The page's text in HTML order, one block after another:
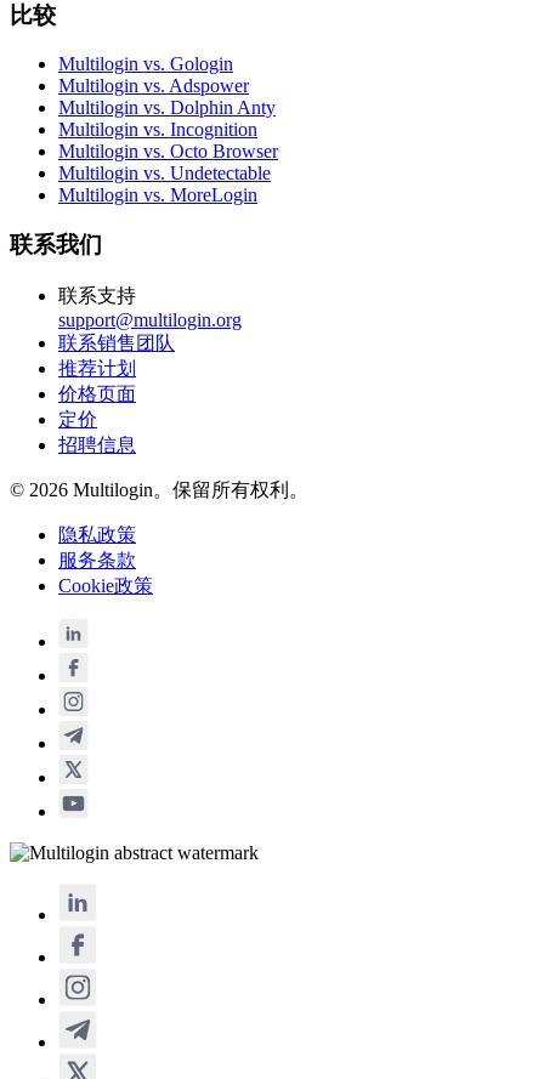
比较
Multilogin vs. Gologin
Multilogin vs. Adspower
Multilogin vs. Dolphin Anty
Multilogin vs. Incognition
Multilogin vs. Octo Browser
Multilogin vs. Undetectable
Multilogin vs. MoreLogin
联系我们
联系支持
support@multilogin.org
联系销售团队
推荐计划
价格页面
定价
招聘信息
© 2026 Multilogin。保留所有权利。
隐私政策
服务条款
Cookie政策